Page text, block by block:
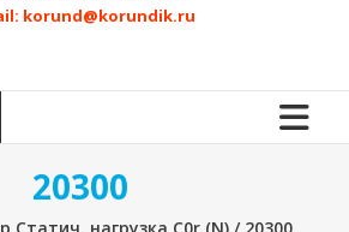
korund@korundik.ru
20300